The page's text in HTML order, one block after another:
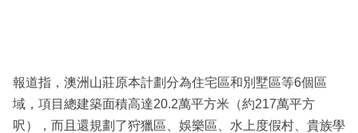
報道指，澳洲山莊原本計劃分為住宅區和別墅區等6個區
域，項目總建築面積高達20.2萬平方米（約217萬平方
呎），而且還規劃了狩獵區、娛樂區、水上度假村、貴族學